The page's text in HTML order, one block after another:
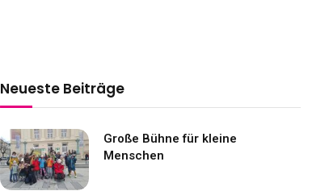
Neueste Beiträge
Große Bühne für kleine
Menschen